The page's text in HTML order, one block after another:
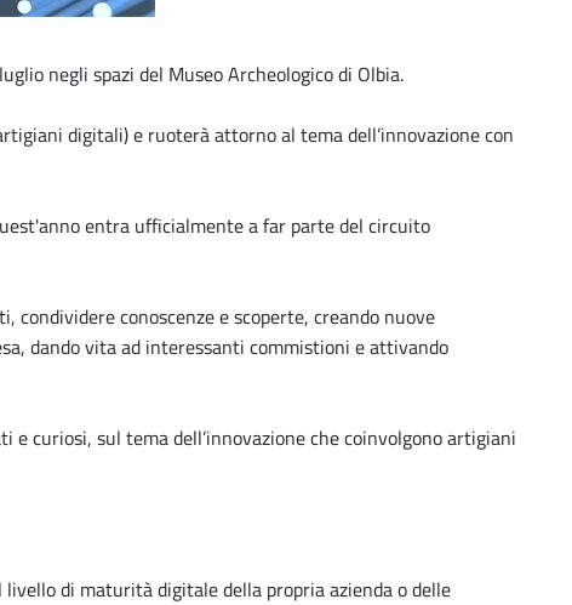
negli spazi del Museo Archeologico di Olbia.
digitali) e ruoterà attorno al tema dell’innovazione con
entra ufficialmente a far parte del circuito
conoscenze e scoperte, creando nuove
dando vita ad interessanti commistioni e attivando
e curiosi, sul tema dell’innovazione che coinvolgono artigiani
di maturità digitale della propria azienda o delle